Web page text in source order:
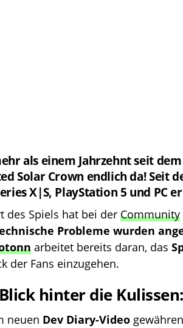
als einem Jahrzehnt seit
Solar Crown endlich da! Seit
X|S, PlayStation 5 und PC
des Spiels hat bei der Community
Probleme wurden
arbeitet bereits daran, das
der Fans einzugehen.
hinter die
neuen Dev Diary-Video